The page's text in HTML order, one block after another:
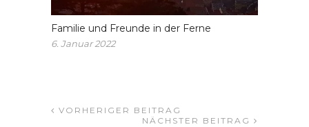
Familie und Freunde in der Ferne
6. Januar 2022
VORHERIGER BEITRAG
NÄCHSTER BEITRAG